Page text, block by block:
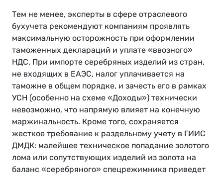
Тем не менее, эксперты в сфере отраслевого
бухучета рекомендуют компаниям проявлять
максимальную осторожность при оформлении
таможенных деклараций и уплате «ввозного»
НДС. При импорте серебряных изделий из стран,
не входящих в ЕАЭС, налог уплачивается на
таможне в общем порядке, и зачесть его в рамках
УСН (особенно на схеме «Доходы») технически
невозможно, что напрямую влияет на конечную
маржинальность. Кроме того, сохраняется
жесткое требование к раздельному учету в ГИИС
ДМДК: малейшее техническое попадание золотого
лома или сопутствующих изделий из золота на
баланс «серебряного» спецрежимника приведет